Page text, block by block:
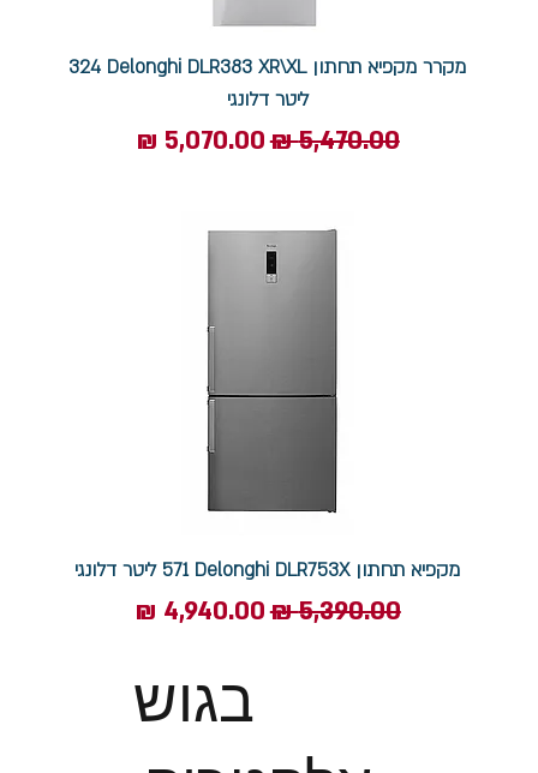
בגוש
מקרר ‏מקפיא תחתון Delonghi DLR383 XR\XL ‏324
‏ליטר דלונגי
מחיר רגיל‏5,470.00 ‏₪ מחיר מבצע
מקפיא תחתון Delonghi DLR753X ‏571 ‏ליטר דלונגי
מחיר רגיל‏5,390.00 ‏₪ מחיר מבצע